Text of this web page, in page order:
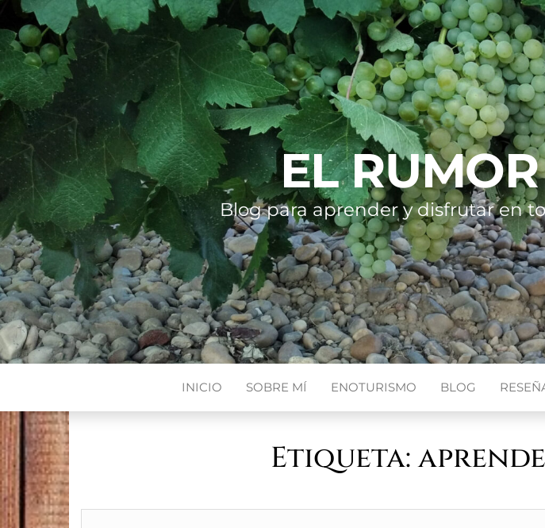
EL
Blog para aprender y disfrutar en
INICIO SOBRE MÍ ENOTURISMO BLOG
Etiqueta: